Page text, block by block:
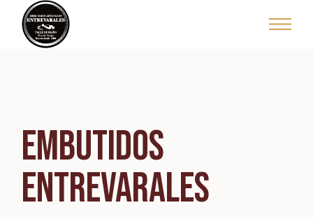
content
EMBUTIDOS
ENTREVARALES